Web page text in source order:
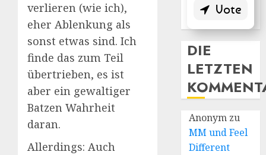
verlieren (wie ich),
eher Ablenkung als
sonst etwas sind. Ich
finde das zum Teil
übertrieben, es ist
aber ein gewaltiger
Batzen Wahrheit
daran.
Allerdings: Auch
DIE
LETZTEN
Anonym zu
MM und Feel
Different